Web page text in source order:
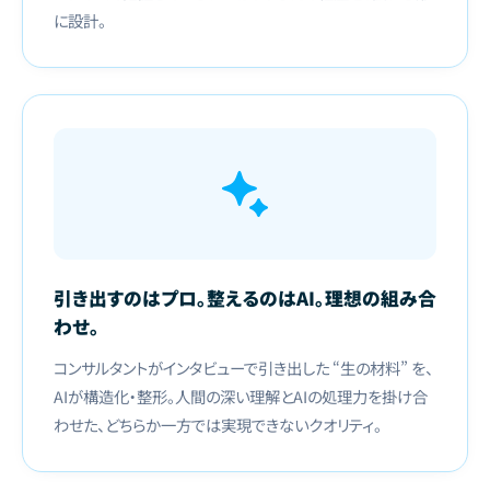
に設計。
引き出すのはプロ。整えるのはAI。理想の組み合
わせ。
コンサルタントがインタビューで引き出した “生の材料” を、
AIが構造化・整形。人間の深い理解とAIの処理力を掛け合
わせた、どちらか一方では実現できないクオリティ。